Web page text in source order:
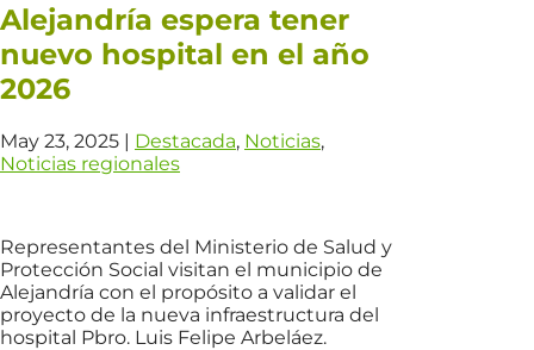
Alejandría espera tener
nuevo hospital en el año
2026
May 23, 2025 | Destacada, Noticias,
Noticias regionales
Representantes del Ministerio de Salud y
Protección Social visitan el municipio de
Alejandría con el propósito a validar el
proyecto de la nueva infraestructura del
hospital Pbro. Luis Felipe Arbeláez.